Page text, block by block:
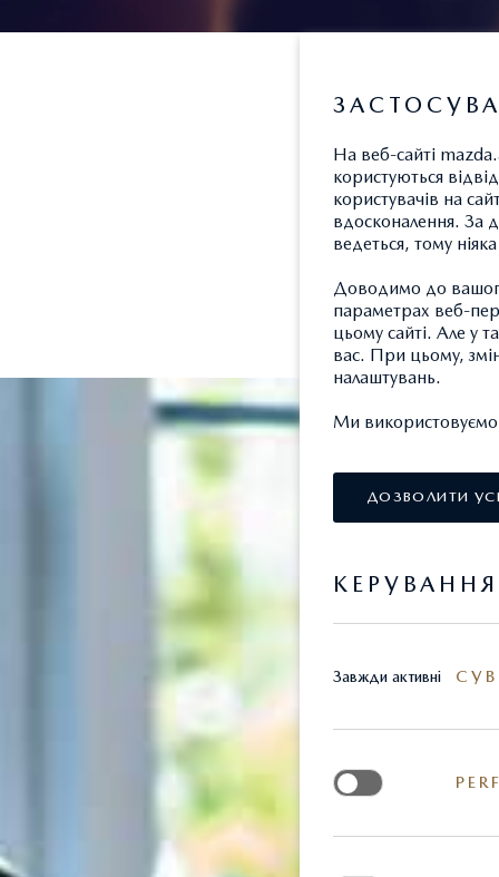
ПРИГОДИ
Дізнавайтесь
"Аеліта"
На веб-сайті
користуються
користувачів на
вдосконалення. За
ведеться, тому
Доводимо до
параметрах веб-
цьому сайті. Але у
вас. При цьому,
налаштувань.
Ми використовуємо
ДОЗВОЛИТИ
Завжди активні